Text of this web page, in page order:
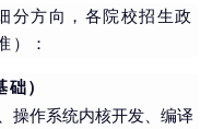
分方向，各院校招生政
）：
）
操作系统内核开发、编译